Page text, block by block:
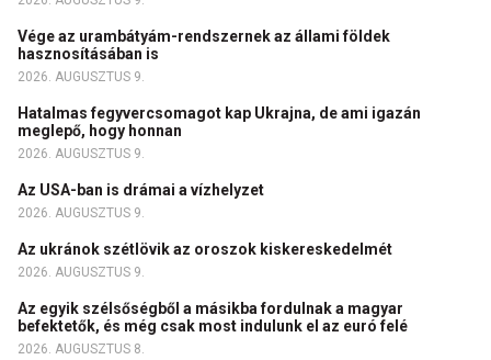
Vége az urambátyám-rendszernek az állami földek
hasznosításában is
2026. AUGUSZTUS 9.
Hatalmas fegyvercsomagot kap Ukrajna, de ami igazán
meglepő, hogy honnan
2026. AUGUSZTUS 9.
Az USA-ban is drámai a vízhelyzet
2026. AUGUSZTUS 9.
Az ukránok szétlövik az oroszok kiskereskedelmét
2026. AUGUSZTUS 9.
Az egyik szélsőségből a másikba fordulnak a magyar
befektetők, és még csak most indulunk el az euró felé
2026. AUGUSZTUS 8.